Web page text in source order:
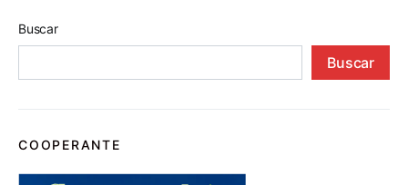
Buscar
Buscar
COOPERANTE